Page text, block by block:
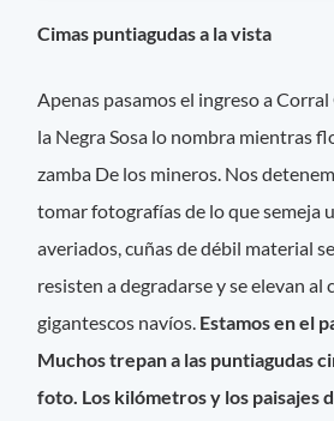
Cimas puntiagudas a la vista
Apenas pasamos el ingreso a
la Negra Sosa lo nombra mientras
zamba De los mineros. Nos
tomar fotografías de lo que semeja
averiados, cuñas de débil material
resisten a degradarse y se elevan al
gigantescos navíos. Estamos en el
Muchos trepan a las puntiagudas
foto. Los kilómetros y los paisajes